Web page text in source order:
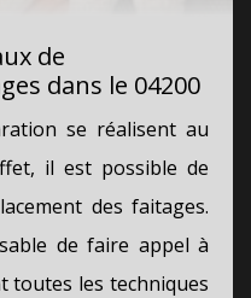
de
dans le 04200
se réalisent au
il est possible de
des faitages.
de faire appel à
toutes les techniques